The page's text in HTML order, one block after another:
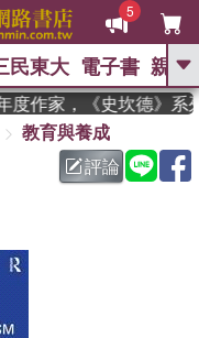
5
GO
吾 、 高希均教授回憶錄
父親節 、 如果歷
暑期推薦 、 國際布克
經
民東大 電子書 親子
作家，《史坎德》系
教育與養成
評論